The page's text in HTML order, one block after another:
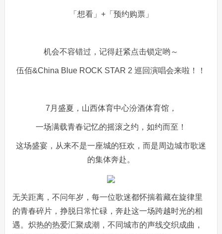
「想看」+「预约购票」
机会不容错过，记得赶紧点击锁定哟～
伍佰&China Blue ROCK STAR 2 巡回演唱会来啦！！
7月盛夏，山西体育中心汾酒体育馆，
一场满载青春记忆的摇滚之约，如约而至！
这场盛宴，从来不是一座城的狂欢，而是周边城市歌迷
的集体奔赴。
无关距离，不问年岁，每一位歌迷都怀揣着藏在旋律里
的青春碎片，挣脱日常忙碌，奔赴这一场跨越时光的相
遇。炽热的热爱汇聚成潮，不同城市的声线交织成曲，